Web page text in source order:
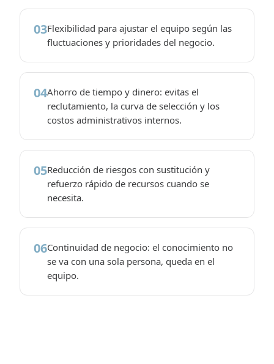
03Flexibilidad para ajustar el equipo según las
fluctuaciones y prioridades del negocio.
04Ahorro de tiempo y dinero: evitas el
reclutamiento, la curva de selección y los
costos administrativos internos.
05Reducción de riesgos con sustitución y
refuerzo rápido de recursos cuando se
necesita.
06Continuidad de negocio: el conocimiento no
se va con una sola persona, queda en el
equipo.